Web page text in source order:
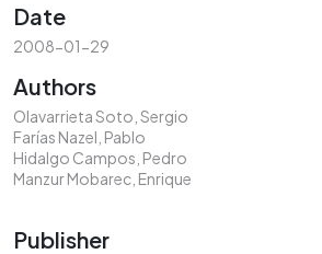
Date
2008-01-29
Authors
Olavarrieta Soto, Sergio
Farías Nazel, Pablo
Hidalgo Campos, Pedro
Manzur Mobarec, Enrique
Publisher